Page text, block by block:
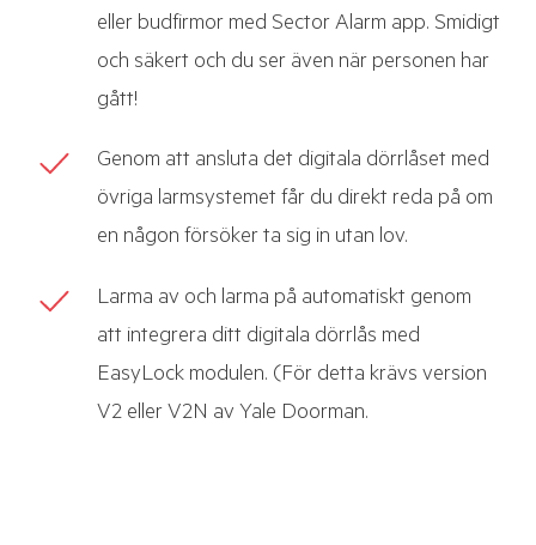
eller budfirmor med Sector Alarm app. Smidigt
och säkert och du ser även när personen har
gått!
Genom att ansluta det digitala dörrlåset med
övriga larmsystemet får du direkt reda på om
en någon försöker ta sig in utan lov.
Larma av och larma på automatiskt genom
att integrera ditt digitala dörrlås med
EasyLock modulen. (För detta krävs version
V2 eller V2N av Yale Doorman.